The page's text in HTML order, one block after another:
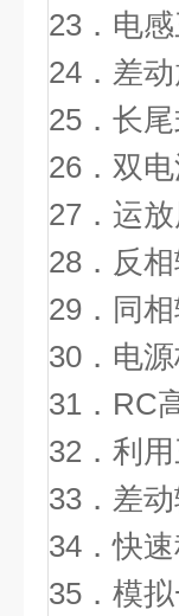
23．
24．
25．
26．
27．
28．
29．
30．
31
32．
33．
34．快
35．模